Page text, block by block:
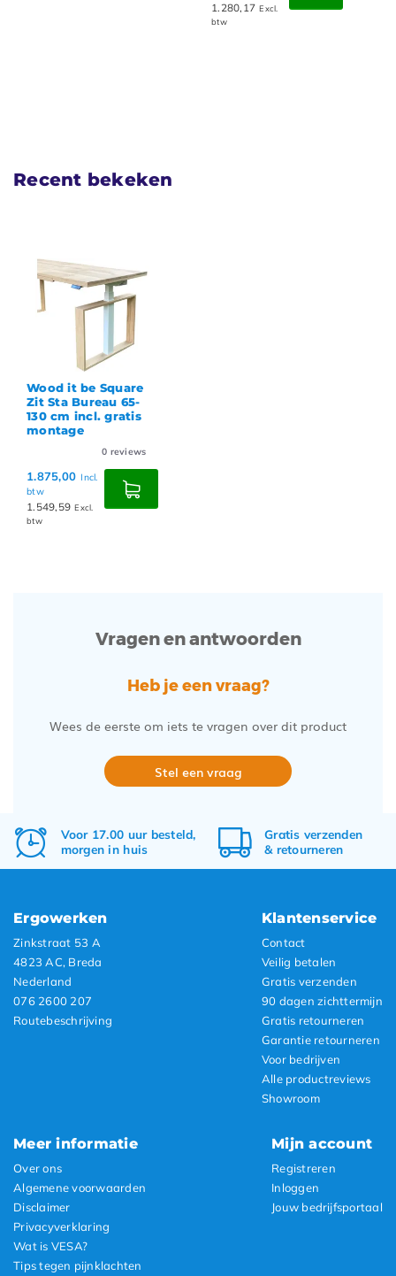
1.280,17 Excl.
btw
Recent bekeken
Wood it be Square
Zit Sta Bureau 65-
130 cm incl. gratis
montage
0 reviews
1.875,00 Incl.
btw
1.549,59 Excl.
btw
Vragen en antwoorden
Heb je een vraag?
Wees de eerste om iets te vragen over dit product
Stel een vraag
Voor 17.00 uur besteld,
morgen in huis
Gratis verzenden
& retourneren
Ergowerken
Zinkstraat 53 A
4823 AC, Breda
Nederland
076 2600 207
Routebeschrijving
Klantenservice
Contact
Veilig betalen
Gratis verzenden
90 dagen zichttermijn
Gratis retourneren
Garantie retourneren
Voor bedrijven
Alle productreviews
Showroom
Meer informatie
Over ons
Algemene voorwaarden
Disclaimer
Privacyverklaring
Wat is VESA?
Tips tegen pijnklachten
Mijn account
Registreren
Inloggen
Jouw bedrijfsportaal